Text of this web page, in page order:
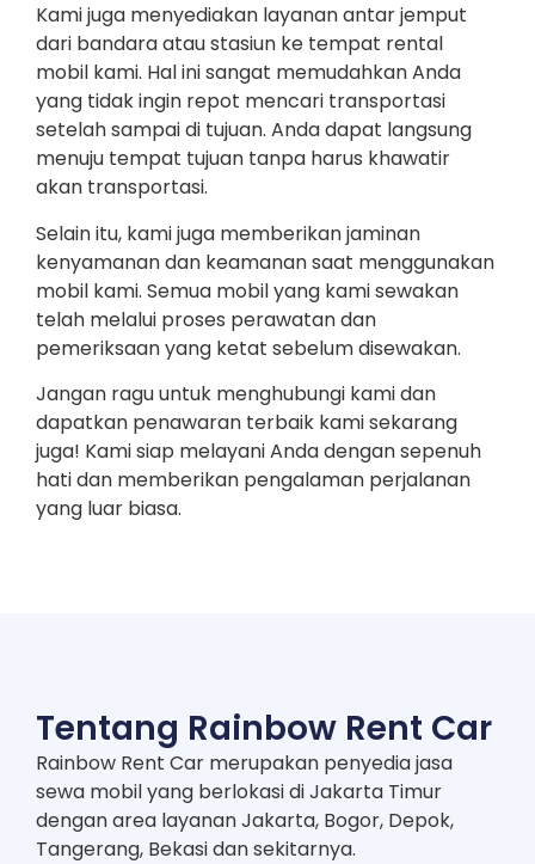
Kami juga menyediakan layanan antar jemput
dari bandara atau stasiun ke tempat rental
mobil kami. Hal ini sangat memudahkan Anda
yang tidak ingin repot mencari transportasi
setelah sampai di tujuan. Anda dapat langsung
menuju tempat tujuan tanpa harus khawatir
akan transportasi.
Selain itu, kami juga memberikan jaminan
kenyamanan dan keamanan saat menggunakan
mobil kami. Semua mobil yang kami sewakan
telah melalui proses perawatan dan
pemeriksaan yang ketat sebelum disewakan.
Jangan ragu untuk menghubungi kami dan
dapatkan penawaran terbaik kami sekarang
juga! Kami siap melayani Anda dengan sepenuh
hati dan memberikan pengalaman perjalanan
yang luar biasa.
Tentang Rainbow Rent Car
Rainbow Rent Car merupakan penyedia jasa
sewa mobil yang berlokasi di Jakarta Timur
dengan area layanan Jakarta, Bogor, Depok,
Tangerang, Bekasi dan sekitarnya.